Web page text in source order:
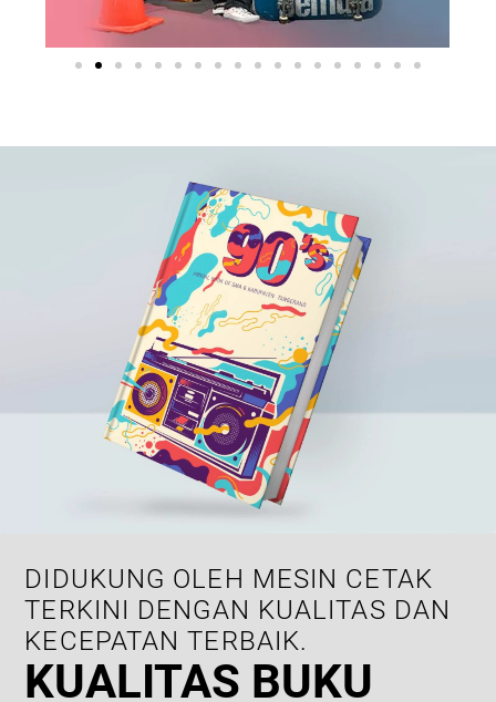
DIDUKUNG OLEH MESIN CETAK
TERKINI DENGAN KUALITAS DAN
KECEPATAN TERBAIK.
KUALITAS BUKU